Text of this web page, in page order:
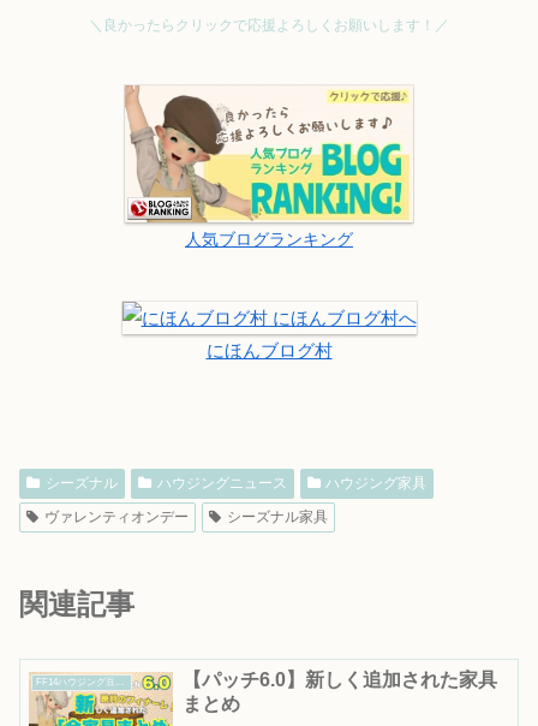
＼良かったらクリックで応援よろしくお願いします！／
人気ブログランキング
にほんブログ村
シーズナル ハウジングニュース
ハウジング家具
ヴァレンティオンデー
シーズナル家具
関連記事
【パッチ6.0】新しく追加された家具
まとめ